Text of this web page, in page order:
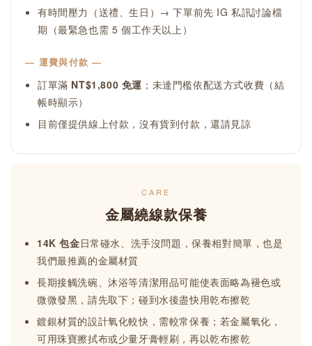
有時間壓力（送禮、生日）→ 下單前先 IG 私訊討論檔
期（最緊急也需 5 個工作天以上）
— 運費與付款 —
訂單滿 NT$1,800 免運 ；未達門檻依配送方式收費（結
帳時顯示）
目前僅提供線上付款，沒有貨到付款，還請見諒
CARE
金屬繞線款保養
14K 包金日常碰水、洗手沒問題，保養相對簡單，也是
我們最推薦的金屬材質
長期接觸洗碗、沐浴等清潔用品可能使表面略為褪色或
微微發黑，請先取下；碰到水後盡快用乾布擦乾
鍍銀材質的設計氧化較快，需較常保養；若金屬氧化，
可用珠寶擦拭布或少量牙膏輕刷，再以乾布擦乾